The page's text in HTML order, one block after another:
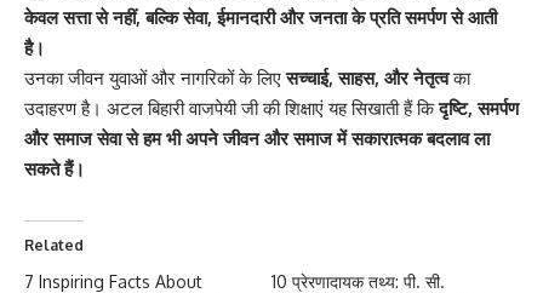
केवल सत्ता से नहीं, बल्कि सेवा, ईमानदारी और जनता के प्रति समर्पण से आती
है।
उनका जीवन युवाओं और नागरिकों के लिएसच्चाई, साहस, और नेतृत्वका
उदाहरण है। अटल बिहारी वाजपेयी जी की शिक्षाएं यह सिखाती हैं किदृष्टि, समर्पण
और समाज सेवा से हम भी अपने जीवन और समाज में सकारात्मक बदलाव ला
सकते हैं।
Related
7 Inspiring Facts About
10 प्रेरणादायक तथ्य: पी. सी.